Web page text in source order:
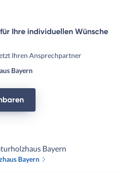
Ihre individuellen Wünsche
Ihren Ansprechpartner
Bayern
Bayern
Bayern